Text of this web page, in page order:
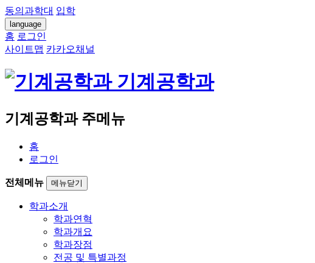
동의과학대 입학
language
홈 로그인
사이트맵 카카오채널
기계공학과
기계공학과 주메뉴
홈
로그인
전체메뉴 메뉴닫기
학과소개
학과연혁
학과개요
학과장점
전공 및 특별과정